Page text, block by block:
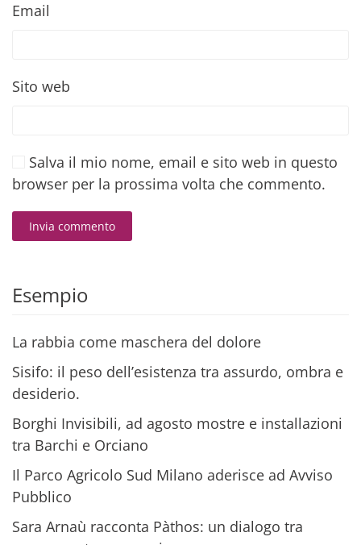
Email
Sito web
Salva il mio nome, email e sito web in questo
browser per la prossima volta che commento.
Invia commento
Esempio
La rabbia come maschera del dolore
Sisifo: il peso dell’esistenza tra assurdo, ombra e
desiderio.
Borghi Invisibili, ad agosto mostre e installazioni
tra Barchi e Orciano
Il Parco Agricolo Sud Milano aderisce ad Avviso
Pubblico
Sara Arnaù racconta Pàthos: un dialogo tra